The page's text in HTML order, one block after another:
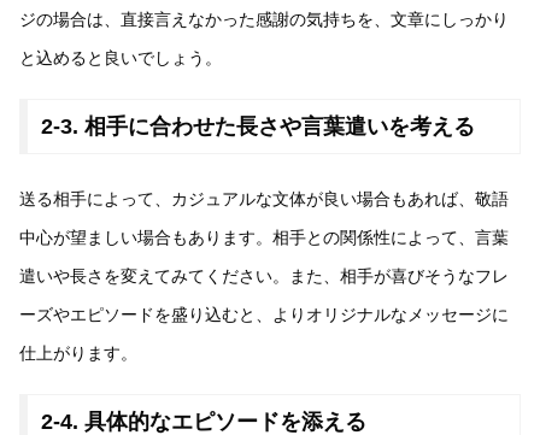
ジの場合は、直接言えなかった感謝の気持ちを、文章にしっかり
と込めると良いでしょう。
2-3. 相手に合わせた長さや言葉遣いを考える
送る相手によって、カジュアルな文体が良い場合もあれば、敬語
中心が望ましい場合もあります。相手との関係性によって、言葉
遣いや長さを変えてみてください。また、相手が喜びそうなフレ
ーズやエピソードを盛り込むと、よりオリジナルなメッセージに
仕上がります。
2-4. 具体的なエピソードを添える